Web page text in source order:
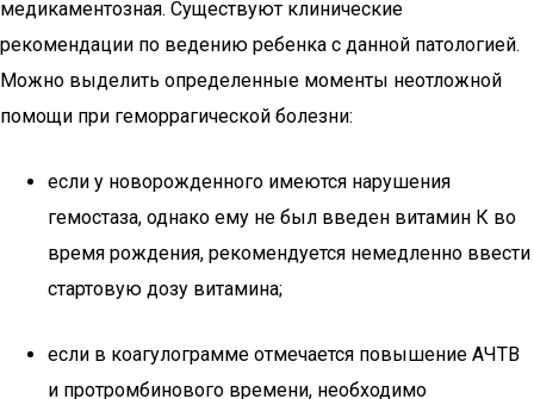
медикаментозная. Существуют клинические
рекомендации по ведению ребенка с данной патологией.
Можно выделить определенные моменты неотложной
помощи при геморрагической болезни:
если у новорожденного имеются нарушения
гемостаза, однако ему не был введен витамин К во
время рождения, рекомендуется немедленно ввести
стартовую дозу витамина;
если в коагулограмме отмечается повышение АЧТВ
и протромбинового времени, необходимо